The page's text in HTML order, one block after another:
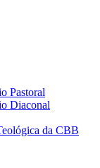
Pastoral
Diaconal
da CBB